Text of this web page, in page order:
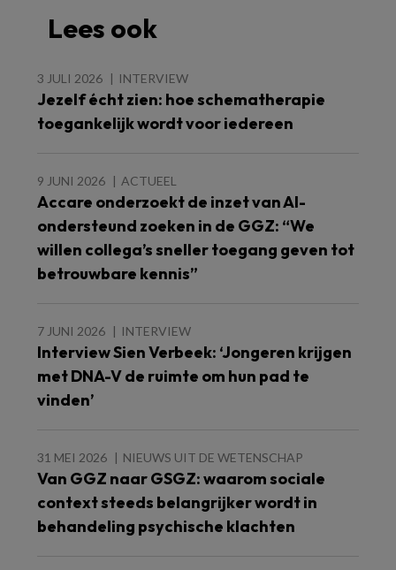
Lees ook
3 JULI 2026 INTERVIEW
Jezelf écht zien: hoe schematherapie
toegankelijk wordt voor iedereen
9 JUNI 2026 ACTUEEL
Accare onderzoekt de inzet van AI-
ondersteund zoeken in de GGZ: “We
willen collega’s sneller toegang geven tot
betrouwbare kennis”
7 JUNI 2026 INTERVIEW
Interview Sien Verbeek: ‘Jongeren krijgen
met DNA-V de ruimte om hun pad te
vinden’
31 MEI 2026 NIEUWS UIT DE WETENSCHAP
Van GGZ naar GSGZ: waarom sociale
context steeds belangrijker wordt in
behandeling psychische klachten